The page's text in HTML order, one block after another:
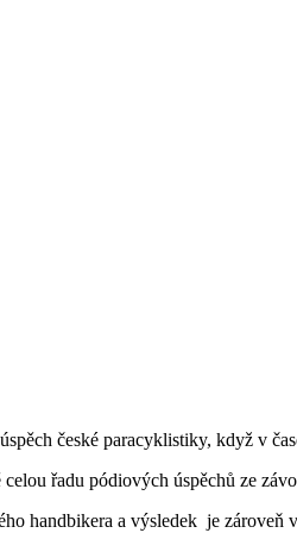
české paracyklistiky, když v
řadu pódiových úspěchů ze
handbikera a výsledek je